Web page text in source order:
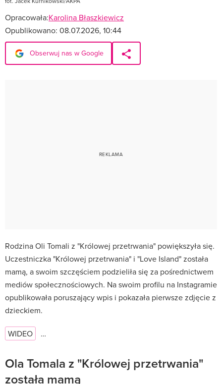
Opracowała:Karolina Błaszkiewicz
Opublikowano: 08.07.2026, 10:44
Obserwuj nas w Google
Rodzina Oli Tomali z "Królowej przetrwania" powiększyła się.
Uczestniczka "Królowej przetrwania" i "Love Island" została
mamą, a swoim szczęściem podzieliła się za pośrednictwem
mediów społecznościowych. Na swoim profilu na Instagramie
opublikowała poruszający wpis i pokazała pierwsze zdjęcie z
dzieckiem.
WIDEO …
Ola Tomala z "Królowej przetrwania"
została mamą